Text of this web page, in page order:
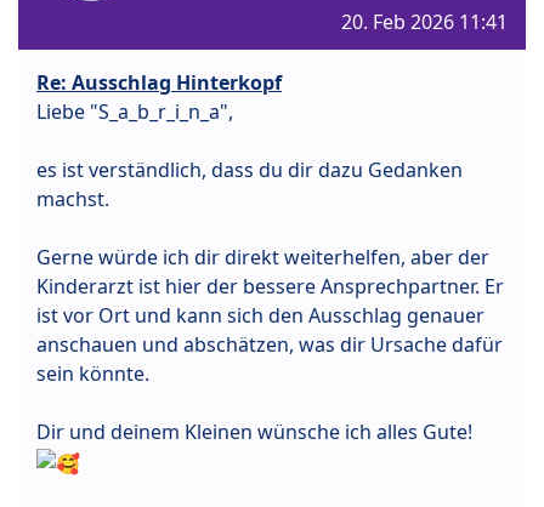
20. Feb 2026 11:41
Re: Ausschlag Hinterkopf
Liebe "S_a_b_r_i_n_a",
es ist verständlich, dass du dir dazu Gedanken
machst.
Gerne würde ich dir direkt weiterhelfen, aber der
Kinderarzt ist hier der bessere Ansprechpartner. Er
ist vor Ort und kann sich den Ausschlag genauer
anschauen und abschätzen, was dir Ursache dafür
sein könnte.
Dir und deinem Kleinen wünsche ich alles Gute!